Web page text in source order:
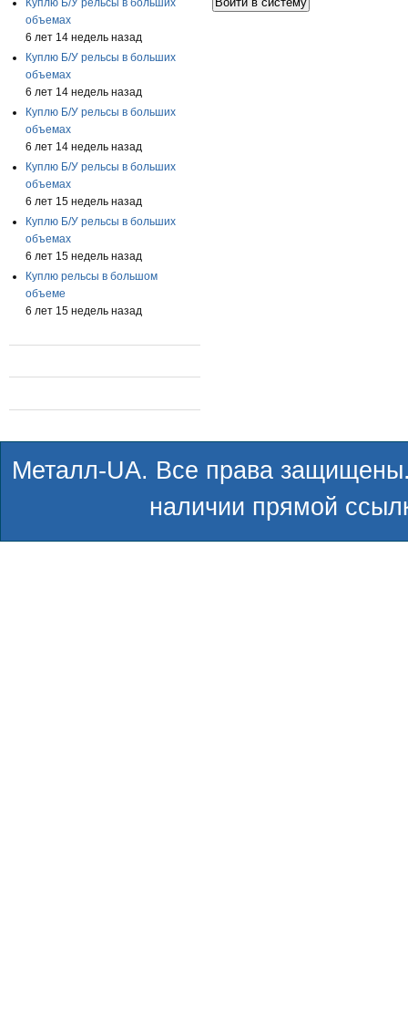
объемах
6 лет 14 недель назад
Куплю Б/У рельсы в больших
объемах
6 лет 14 недель назад
Куплю Б/У рельсы в больших
объемах
6 лет 14 недель назад
Куплю Б/У рельсы в больших
объемах
6 лет 15 недель назад
Куплю Б/У рельсы в больших
объемах
6 лет 15 недель назад
Куплю рельсы в большом
объеме
6 лет 15 недель назад
Металл-UA. Все права
наличии прямой